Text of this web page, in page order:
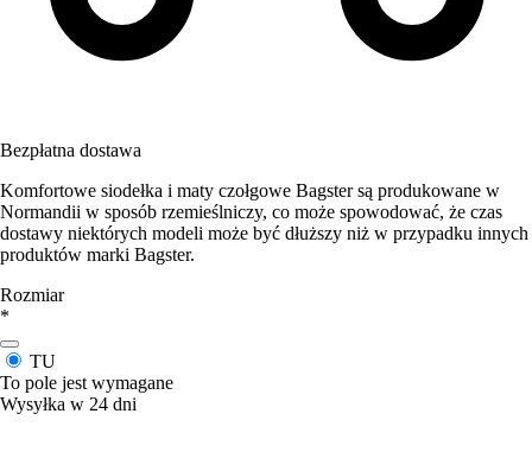
Bezpłatna dostawa
Komfortowe siodełka i maty czołgowe Bagster są produkowane w
Normandii w sposób rzemieślniczy, co może spowodować, że czas
dostawy niektórych modeli może być dłuższy niż w przypadku innych
produktów marki Bagster.
Rozmiar
*
TU
To pole jest wymagane
Wysyłka w 24 dni